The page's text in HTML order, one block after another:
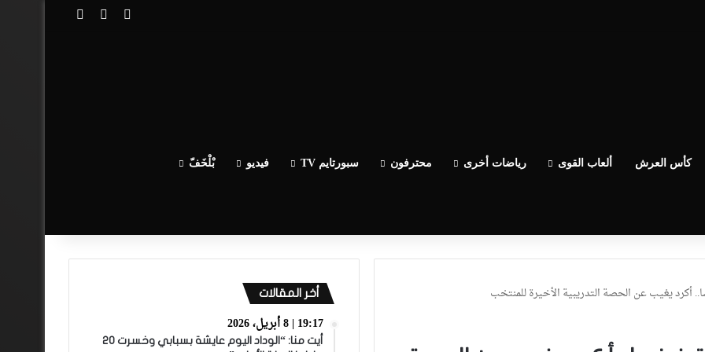
تسجيل الدخول
مقال عشوائي
كأس العرش ألعاب القوى رياضات أخرى محترفون سبورتايم TV فيديو بْلْخَفّ
أكرد يغيب عن الحصة التدريبية الأخيرة للمنتخب
أخر المقالات
19:17 | 8 أبريل، 2026
أيت منا: “الوداد اليوم عايشة بسبابي وخسرت 20